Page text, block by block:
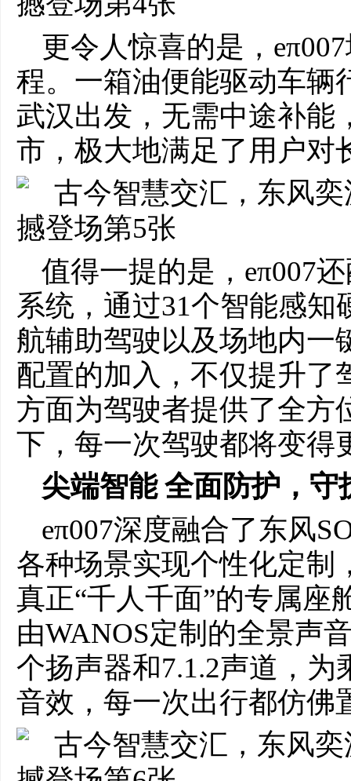
更令人惊喜的是，
程。一箱油便能驱动车辆
武汉出发，无需中途补能
市，极大地满足了用户对
值得一提的是，eπ007
系统，通过31个智能感
航辅助驾驶以及场地内一
配置的加入，不仅提升了
方面为驾驶者提供了全方
下，每一次驾驶都将变得
尖端智能 全面防护，
eπ007深度融合了东风
各种场景实现个性化定制
真正“千人千面”的专属座
由WANOS定制的全景声
个扬声器和7.1.2声道，
音效，每一次出行都仿佛